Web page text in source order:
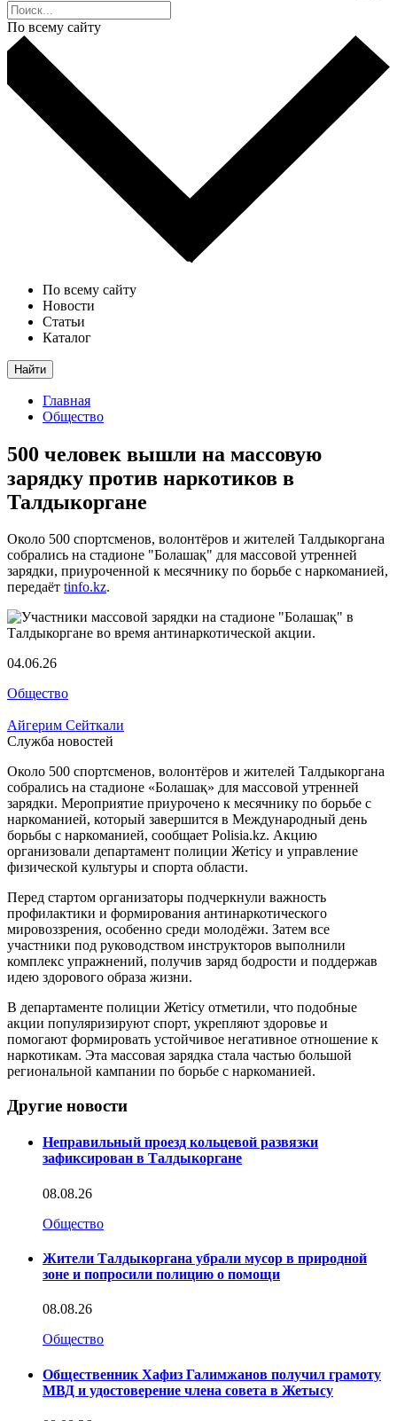
По всему сайту
По всему сайту
Новости
Статьи
Каталог
Найти
Главная
Общество
500 человек вышли на массовую
зарядку против наркотиков в
Талдыкоргане
Около 500 спортсменов, волонтёров и жителей Талдыкоргана
собрались на стадионе "Болашақ" для массовой утренней
зарядки, приуроченной к месячнику по борьбе с наркоманией,
передаёт tinfo.kz.
04.06.26
Общество
Айгерим Сейткали
Служба новостей
Около 500 спортсменов, волонтёров и жителей Талдыкоргана
собрались на стадионе «Болашақ» для массовой утренней
зарядки. Мероприятие приурочено к месячнику по борьбе с
наркоманией, который завершится в Международный день
борьбы с наркоманией, сообщает Polisia.kz. Акцию
организовали департамент полиции Жетісу и управление
физической культуры и спорта области.
Перед стартом организаторы подчеркнули важность
профилактики и формирования антинаркотического
мировоззрения, особенно среди молодёжи. Затем все
участники под руководством инструкторов выполнили
комплекс упражнений, получив заряд бодрости и поддержав
идею здорового образа жизни.
В департаменте полиции Жетісу отметили, что подобные
акции популяризируют спорт, укрепляют здоровье и
помогают формировать устойчивое негативное отношение к
наркотикам. Эта массовая зарядка стала частью большой
региональной кампании по борьбе с наркоманией.
Другие новости
Неправильный проезд кольцевой развязки
зафиксирован в Талдыкоргане
08.08.26
Общество
Жители Талдыкоргана убрали мусор в природной
зоне и попросили полицию о помощи
08.08.26
Общество
Общественник Хафиз Галимжанов получил грамоту
МВД и удостоверение члена совета в Жетысу